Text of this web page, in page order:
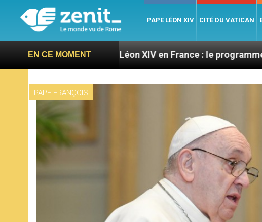
PAPE LÉON XIV CITÉ DU VATICAN
EN CE MOMENT
Léon XIV en France : le programme détaillé de
PAPE FRANÇOIS